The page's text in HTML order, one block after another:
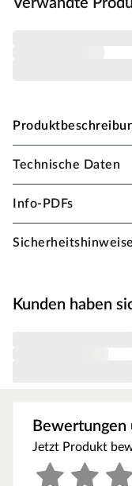
PALMAKO
tauchimprägniert
Technische Daten
Info-PDFs
Sicherheitshinweise
Kunden haben
Bewertungen
Jetzt Produkt